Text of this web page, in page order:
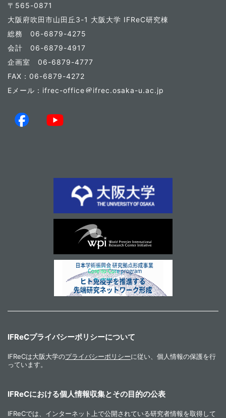
〒565-0871
大阪府吹田市山田丘3-1 大阪大学 IFReC研究棟
総務 06-6879-4275
会計 06-6879-4917
企画室 06-6879-4777
FAX：06-6879-4272
Eメール：ifrec-office
ifrec.osaka-u.ac.jp
IFReCプライバシーポリシーについて
IFReCは大阪大学のプライバシーポリシーに従い、個人情報の保護を行
っています。
IFReCにおける個人情報収集とその目的の公表
IFReCでは、インターネット上で公開されている研究者情報を取得して